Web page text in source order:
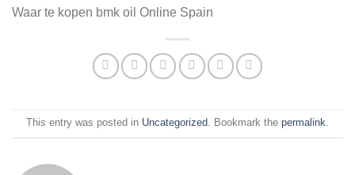
Waar te kopen bmk oil Online Spain
This entry was posted in Uncategorized . Bookmark the permalink